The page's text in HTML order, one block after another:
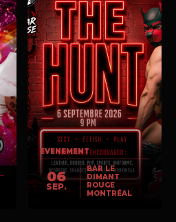
EVENEMENT
06
SEP.
BAR LE
DIMANT
ROUGE
MONTRÉAL